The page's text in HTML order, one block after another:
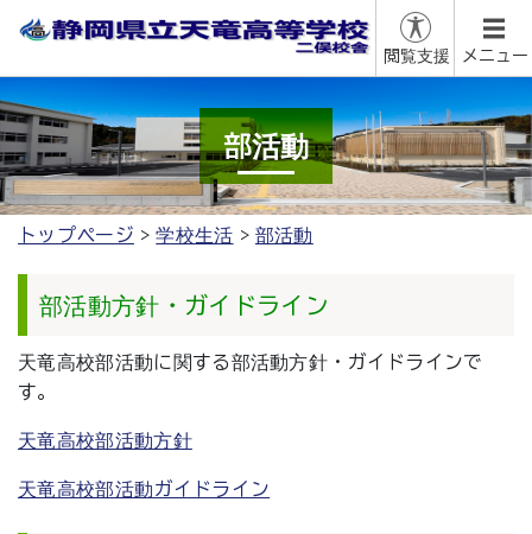
閲覧支援 メニュー
部活動
トップページ 学校生活 部活動
部活動方針・ガイドライン
天竜高校部活動に関する部活動方針・ガイドラインで
す。
天竜高校部活動方針
天竜高校部活動ガイドライン